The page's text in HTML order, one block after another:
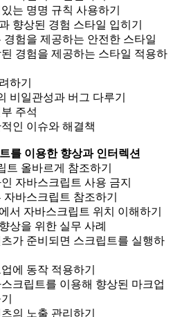
는 명명 규칙 사용하기
향상된 경험 스타일 입히기
경험을 제공하는 안전한 스타일
경험을 제공하는 스타일 적용하
하기
비일관성과 버그 다루기
주석
인 이슈와 해결책
를 이용한 향상과 인터렉션
트 올바르게 참조하기
자바스크립트 사용 금지
자바스크립트 참조하기
서 자바스크립트 위치 이해하기
상을 위한 실무 사례
가 준비되면 스크립트를 실행하
에 동작 적용하기
크립트를 이용해 향상된 마크업
의 노출 관리하기